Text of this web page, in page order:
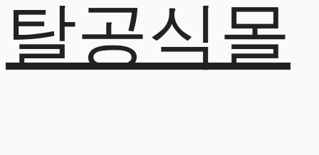
탈공식몰